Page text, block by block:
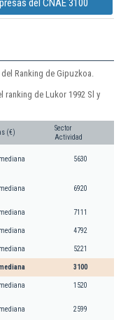
del CNAE 3100
Ranking de Gipuzkoa.
de Lukor 1992 Sl y
(€)
Sector
Actividad
mediana 5630
mediana 6920
mediana 7111
mediana 4792
mediana 5221
3100
mediana 1520
mediana 2599